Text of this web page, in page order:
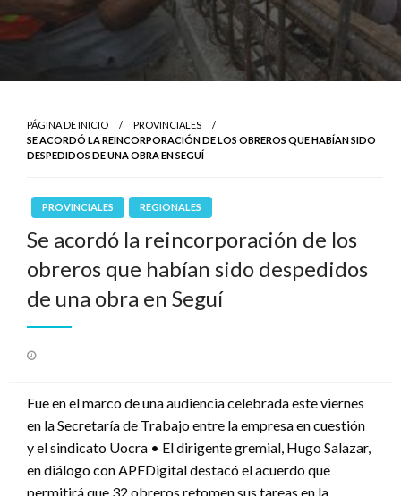
PÁGINA DE INICIO
PROVINCIALES
SE ACORDÓ LA REINCORPORACIÓN DE LOS OBREROS QUE HABÍAN SIDO
DESPEDIDOS DE UNA OBRA EN SEGUÍ
PROVINCIALES REGIONALES
Se acordó la reincorporación de los
obreros que habían sido despedidos
de una obra en Seguí
Fue en el marco de una audiencia celebrada este viernes
en la Secretaría de Trabajo entre la empresa en cuestión
y el sindicato Uocra • El dirigente gremial, Hugo Salazar,
en diálogo con APFDigital destacó el acuerdo que
permitirá que 32 obreros retomen sus tareas en la